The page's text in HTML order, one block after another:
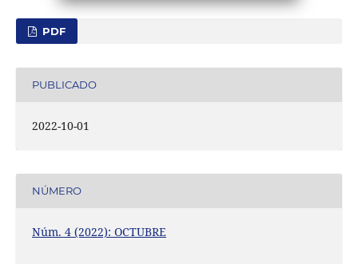
PDF
PUBLICADO
2022-10-01
NÚMERO
Núm. 4 (2022): OCTUBRE